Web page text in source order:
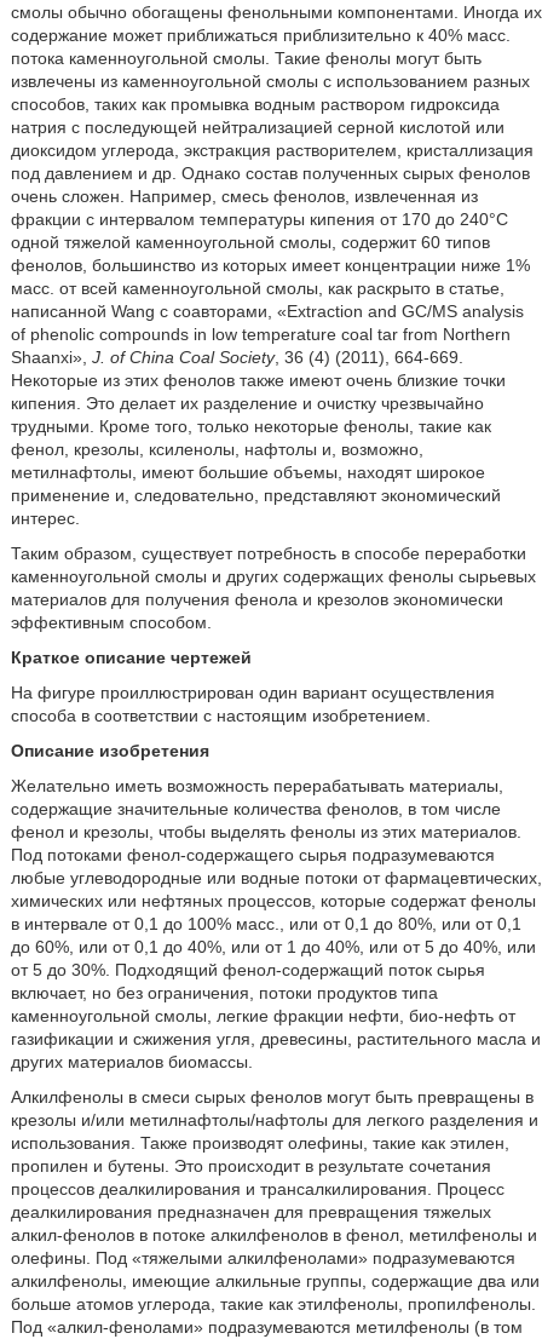
смолы обычно обогащены фенольными компонентами. Иногда их
содержание может приближаться приблизительно к 40% масс.
потока каменноугольной смолы. Такие фенолы могут быть
извлечены из каменноугольной смолы с использованием разных
способов, таких как промывка водным раствором гидроксида
натрия с последующей нейтрализацией серной кислотой или
диоксидом углерода, экстракция растворителем, кристаллизация
под давлением и др. Однако состав полученных сырых фенолов
очень сложен. Например, смесь фенолов, извлеченная из
фракции с интервалом температуры кипения от 170 до 240°C
одной тяжелой каменноугольной смолы, содержит 60 типов
фенолов, большинство из которых имеет концентрации ниже 1%
масс. от всей каменноугольной смолы, как раскрыто в статье,
написанной Wang с соавторами, «Extraction and GC/MS analysis
of phenolic compounds in low temperature coal tar from Northern
Shaanxi», J. of China Coal Society, 36 (4) (2011), 664-669.
Некоторые из этих фенолов также имеют очень близкие точки
кипения. Это делает их разделение и очистку чрезвычайно
трудными. Кроме того, только некоторые фенолы, такие как
фенол, крезолы, ксиленолы, нафтолы и, возможно,
метилнафтолы, имеют большие объемы, находят широкое
применение и, следовательно, представляют экономический
интерес.
Таким образом, существует потребность в способе переработки
каменноугольной смолы и других содержащих фенолы сырьевых
материалов для получения фенола и крезолов экономически
эффективным способом.
Краткое описание чертежей
На фигуре проиллюстрирован один вариант осуществления
способа в соответствии с настоящим изобретением.
Описание изобретения
Желательно иметь возможность перерабатывать материалы,
содержащие значительные количества фенолов, в том числе
фенол и крезолы, чтобы выделять фенолы из этих материалов.
Под потоками фенол-содержащего сырья подразумеваются
любые углеводородные или водные потоки от фармацевтических,
химических или нефтяных процессов, которые содержат фенолы
в интервале от 0,1 до 100% масс., или от 0,1 до 80%, или от 0,1
до 60%, или от 0,1 до 40%, или от 1 до 40%, или от 5 до 40%, или
от 5 до 30%. Подходящий фенол-содержащий поток сырья
включает, но без ограничения, потоки продуктов типа
каменноугольной смолы, легкие фракции нефти, био-нефть от
газификации и сжижения угля, древесины, растительного масла и
других материалов биомассы.
Алкилфенолы в смеси сырых фенолов могут быть превращены в
крезолы и/или метилнафтолы/нафтолы для легкого разделения и
использования. Также производят олефины, такие как этилен,
пропилен и бутены. Это происходит в результате сочетания
процессов деалкилирования и трансалкилирования. Процесс
деалкилирования предназначен для превращения тяжелых
алкил-фенолов в потоке алкилфенолов в фенол, метилфенолы и
олефины. Под «тяжелыми алкилфенолами» подразумеваются
алкилфенолы, имеющие алкильные группы, содержащие два или
больше атомов углерода, такие как этилфенолы, пропилфенолы.
Под «алкил-фенолами» подразумеваются метилфенолы (в том